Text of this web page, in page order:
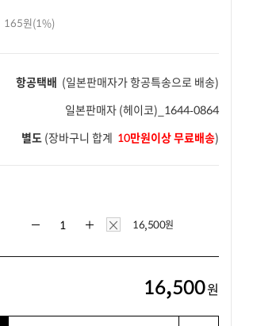
165원(1%)
항공택배 (일본판매자가 항공특송으로 배송)
일본판매자 (헤이코)_1644-0864
별도 (장바구니 합계 10만원이상 무료배송)
× 16,500원
16,500원